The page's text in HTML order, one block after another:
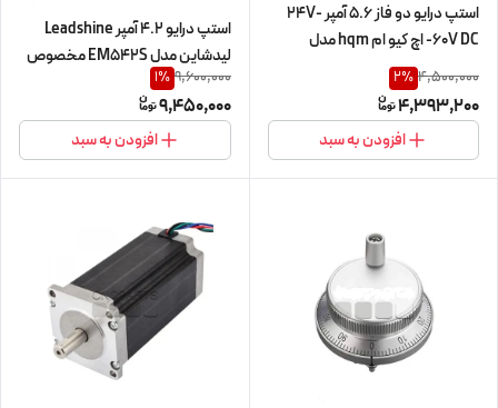
استپ درایو دو فاز 5.6 آمپر 24V-
-60V DC اچ کیو ام hqm مدل
86HS45 مدل Economic (اورجینال
4,500,000
2%
4,393,200
افزودن به سبد
استپ درایو 4.2 آمپر Leadshine
لیدشاین مدل EM542S مخصوص
(اورجینال وارداتی)
9,600,000
1%
9,450,000
افزودن به سبد